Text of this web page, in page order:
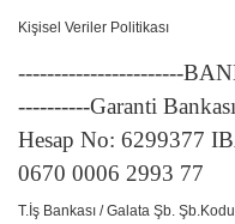
Kişisel Veriler Politikası
-----------------------
----------Garanti
Hesap No: 6299377
0670 0006 2993 77
T.İş Bankası / Galata Şb.